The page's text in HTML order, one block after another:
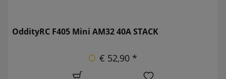
OddityRC F405 Mini AM32 40A STACK
€ 52,90 *